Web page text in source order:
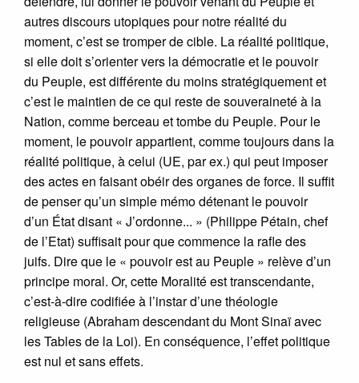
autres discours utopiques pour notre réalité du
moment, c’est se tromper de cible. La réalité politique,
si elle doit s’orienter vers la démocratie et le pouvoir
du Peuple, est différente du moins stratégiquement et
c’est le maintien de ce qui reste de souveraineté à la
Nation, comme berceau et tombe du Peuple. Pour le
moment, le pouvoir appartient, comme toujours dans la
réalité politique, à celui (UE, par ex.) qui peut imposer
des actes en faisant obéir des organes de force. Il suffit
de penser qu’un simple mémo détenant le pouvoir
d’un État disant « J’ordonne... » (Philippe Pétain, chef
de l’Etat) suffisait pour que commence la rafle des
juifs. Dire que le « pouvoir est au Peuple » relève d’un
principe moral. Or, cette Moralité est transcendante,
c’est-à-dire codifiée à l’instar d’une théologie
religieuse (Abraham descendant du Mont Sinaï avec
les Tables de la Loi). En conséquence, l’effet politique
est nul et sans effets.